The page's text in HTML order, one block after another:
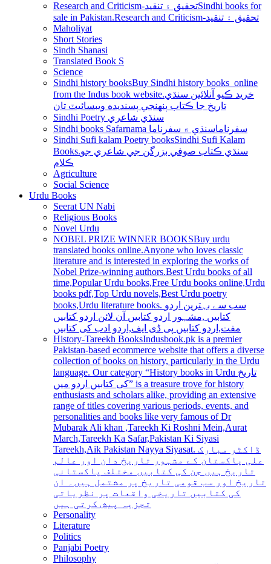
Research and Criticism-تحقيق ۽ تنقيدSindhi books for
sale in Pakistan.Research and Criticism-تحقيق ۽ تنقيد
Maholiyat
Short Stories
Sindh Shanasi
Translated Book S
Science
Sindhi history booksBuy Sindhi history books online
from the Indus book website.خريد ڪيو آنلائين سنڌي
تاريخ جا ڪتاب پنھنجي پسنديده ويبسائيٽ تان
Sindhi Poetry سنڌي شاعري
Sindhi books Safarnama سفرناماسنڌي ۾ سفرناما
Sindhi Sufi kalam Poetry booksSindhi Sufi Kalam
Books.سنڌي ڪتاب صوفي بزرگن جي شاعري جو
ڪلام
Agriculture
Social Science
Urdu Books
Seerat UN Nabi
Religious Books
Novel Urdu
NOBEL PRIZE WINNER BOOKSBuy urdu
translated books online.Anyone who loves classic
literature and is interested in exploring the works of
Nobel Prize-winning authors.Best Urdu books of all
time,Popular Urdu books,Free Urdu books online,Urdu
books pdf,Top Urdu novels,Best Urdu poetry
books,Urdu literature books. سب سے بہترین اردو
کتابیں ,مشہور اردو کتابیں آن لائن اردو کتابیں
مفت,اردو کتابیں پی ڈی ایف,اردو ادب کی کتابیں
History-Tareekh BooksIndusbook.pk is a premier
Pakistan-based ecommerce website that offers a diverse
collection of books on history, particularly in the Urdu
language. Our category “History books in Urdu تاریخ
کی کتابیں اردو میں” is a treasure trove for history
enthusiasts and scholars alike, providing an extensive
range of titles covering various periods, events, and
personalities and books like very famous of Dr
Mubarak Ali khan ,Tareekh Ki Roshni Mein,Aurat
March,Tareekh Ka Safar,Pakistan Ki Siyasi
Tareekh,Aik Pakistan Nayya Siyasat. ڈاکٹر مبارک
علی پاکستان کے مشہور تاریخ دان اور عالم
تاریخ ہیں جن کی کتابیں مختلف پاکستانی
تاریخ اور سب قومی تاریخ پر مشتمل ہیں۔ ان
کی کتابیں تاریخی واقعات پر نظریاتی
تجزیہ پیش کرتی ہیں
Personality
Literature
Politics
Panjabi Poetry
Philosophy